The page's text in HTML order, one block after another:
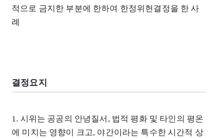
적으로 금지한 부분에 한하여 한정위헌결정을 한 사
례
결정요지
1. 시위는 공공의 안녕질서, 법적 평화 및 타인의 평온
에 미치는 영향이 크고, 야간이라는 특수한 시간적 상